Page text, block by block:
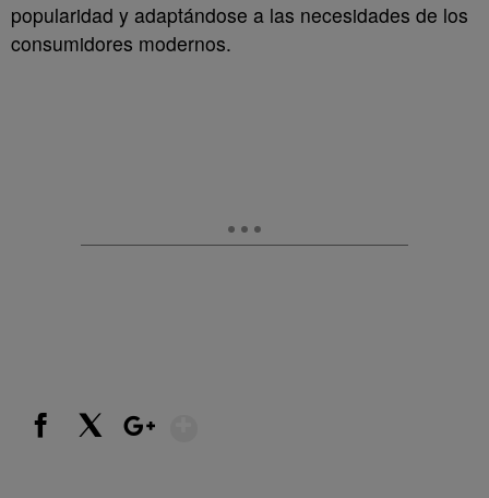
popularidad y adaptándose a las necesidades de los
consumidores modernos.